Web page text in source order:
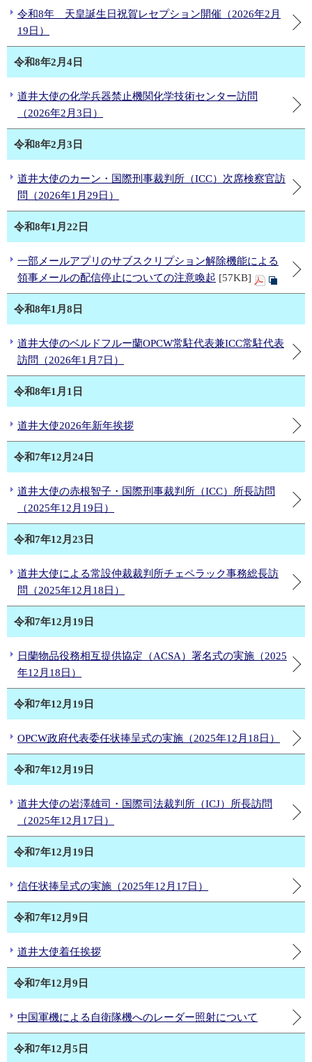
令和8年 天皇誕生日祝賀レセプション開催（2026年2月
19日）
令和8年2月4日
道井大使の化学兵器禁止機関化学技術センター訪問
（2026年2月3日）
令和8年2月3日
道井大使のカーン・国際刑事裁判所（ICC）次席検察官訪
問（2026年1月29日）
令和8年1月22日
一部メールアプリのサブスクリプション解除機能による
領事メールの配信停止についての注意喚起 [57KB]
令和8年1月8日
道井大使のベルドフルー蘭OPCW常駐代表兼ICC常駐代表
訪問（2026年1月7日）
令和8年1月1日
道井大使2026年新年挨拶
令和7年12月24日
道井大使の赤根智子・国際刑事裁判所（ICC）所長訪問
（2025年12月19日）
令和7年12月23日
道井大使による常設仲裁裁判所チェペラック事務総長訪
問（2025年12月18日）
令和7年12月19日
日蘭物品役務相互提供協定（ACSA）署名式の実施（2025
年12月18日）
令和7年12月19日
OPCW政府代表委任状捧呈式の実施（2025年12月18日）
令和7年12月19日
道井大使の岩澤雄司・国際司法裁判所（ICJ）所長訪問
（2025年12月17日）
令和7年12月19日
信任状捧呈式の実施（2025年12月17日）
令和7年12月9日
道井大使着任挨拶
令和7年12月9日
中国軍機による自衛隊機へのレーダー照射について
令和7年12月5日